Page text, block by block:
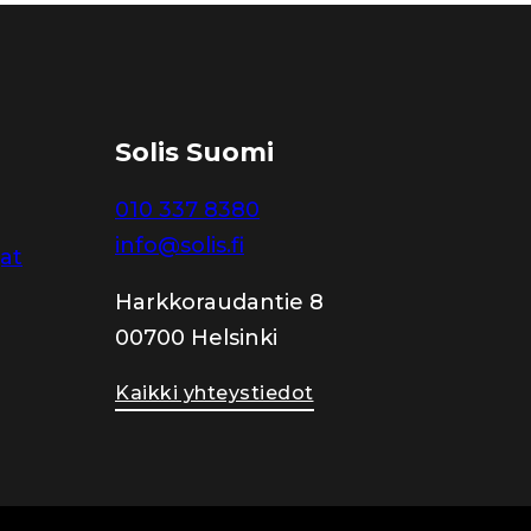
Solis Suomi
010 337 8380
info@solis.fi
Harkkoraudantie 8
00700 Helsinki
Kaikki yhteystiedot